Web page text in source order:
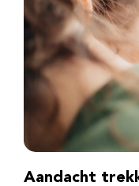
Aandacht